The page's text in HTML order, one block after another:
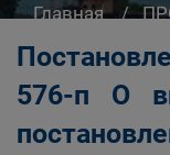
Главная
служебному
конфликта
Комиссия
576-п О